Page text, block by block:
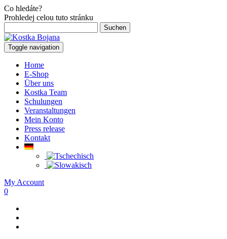
Co hledáte?
Prohledej celou tuto stránku
nach:
Toggle navigation
Home
E-Shop
Über uns
Kostka Team
Schulungen
Veranstaltungen
Mein Konto
Press release
Kontakt
My Account
0